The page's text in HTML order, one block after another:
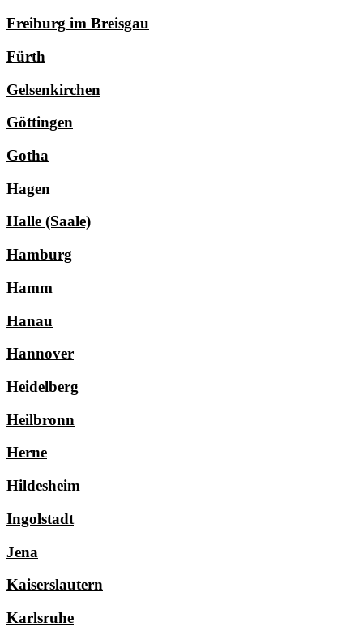
Freiburg im Breisgau
Fürth
Gelsenkirchen
Göttingen
Gotha
Hagen
Halle (Saale)
Hamburg
Hamm
Hanau
Hannover
Heidelberg
Heilbronn
Herne
Hildesheim
Ingolstadt
Jena
Kaiserslautern
Karlsruhe